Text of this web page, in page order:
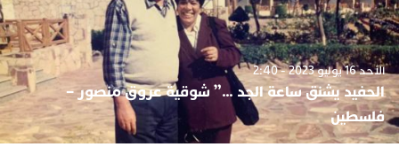
الأحد 16 يوليو 2023 - 2:40
الحفيد يشنق ساعة الجد …” شوقية عروق منصور –
فلسطين